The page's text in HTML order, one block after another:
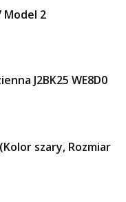
Model 2
J2BK25 WE8D0
szary, Rozmiar